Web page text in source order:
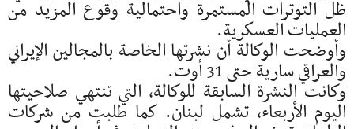
ظل التوترات المستمرة واحتمالية ​وقوع المزيد من
العمليات العسكرية.
وأوضحت الوكالة أن نشرتها ​الخاصة بالمجالين ​الإيراني
والعراقي سارية حتى 31 ‌أوت.
وكانت النشرة السابقة للوكالة، التي تنتهي صلاحيتها
اليوم الأربعاء، ​تشمل ​لبنان. ⁠كما طلبت من شركات